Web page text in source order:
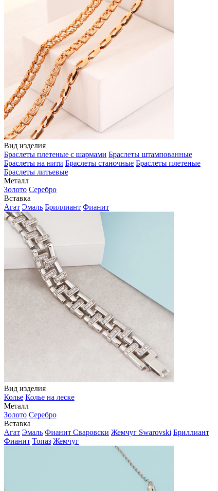
Вид изделия
Браслеты плетеные с шармами Браслеты штампованные
Браслеты на нити Браслеты станочные Браслеты плетеные
Браслеты литьевые
Металл
Золото Серебро
Вставка
Агат Эмаль Бриллиант Фианит
Вид изделия
Колье Колье на леске
Металл
Золото Серебро
Вставка
Агат Эмаль Фианит Сваровски Жемчуг Swarovski Бриллиант
Фианит Топаз Жемчуг